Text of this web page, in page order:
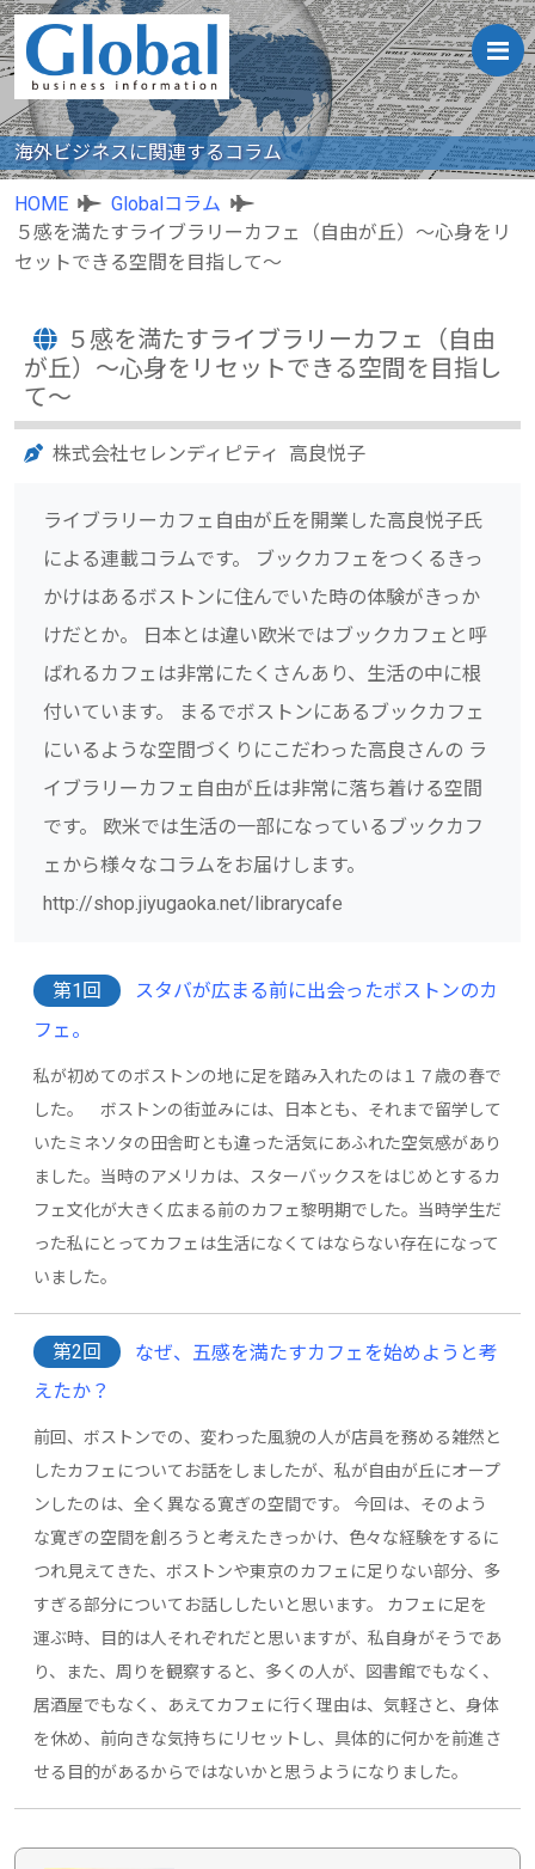
海外ビジネスに関連するコラム
HOME
Globalコラム
５感を満たすライブラリーカフェ（自由が丘）〜心身をリ
セットできる空間を目指して〜
５感を満たすライブラリーカフェ（自由
が丘）〜心身をリセットできる空間を目指し
て〜
株式会社セレンディピティ 高良悦子
ライブラリーカフェ自由が丘を開業した高良悦子氏
による連載コラムです。 ブックカフェをつくるきっ
かけはあるボストンに住んでいた時の体験がきっか
けだとか。 日本とは違い欧米ではブックカフェと呼
ばれるカフェは非常にたくさんあり、生活の中に根
付いています。 まるでボストンにあるブックカフェ
にいるような空間づくりにこだわった高良さんの ラ
イブラリーカフェ自由が丘は非常に落ち着ける空間
です。 欧米では生活の一部になっているブックカフ
ェから様々なコラムをお届けします。
http://shop.jiyugaoka.net/librarycafe
第1回
スタバが広まる前に出会ったボストンのカ
フェ。
私が初めてのボストンの地に足を踏み入れたのは１７歳の春で
した。 ボストンの街並みには、日本とも、それまで留学して
いたミネソタの田舎町とも違った活気にあふれた空気感があり
ました。当時のアメリカは、スターバックスをはじめとするカ
フェ文化が大きく広まる前のカフェ黎明期でした。当時学生だ
った私にとってカフェは生活になくてはならない存在になって
いました。
第2回
なぜ、五感を満たすカフェを始めようと考
えたか？
前回、ボストンでの、変わった風貌の人が店員を務める雑然と
したカフェについてお話をしましたが、私が自由が丘にオープ
ンしたのは、全く異なる寛ぎの空間です。 今回は、そのよう
な寛ぎの空間を創ろうと考えたきっかけ、色々な経験をするに
つれ見えてきた、ボストンや東京のカフェに足りない部分、多
すぎる部分についてお話ししたいと思います。 カフェに足を
運ぶ時、目的は人それぞれだと思いますが、私自身がそうであ
り、また、周りを観察すると、多くの人が、図書館でもなく、
居酒屋でもなく、あえてカフェに行く理由は、気軽さと、身体
を休め、前向きな気持ちにリセットし、具体的に何かを前進さ
せる目的があるからではないかと思うようになりました。